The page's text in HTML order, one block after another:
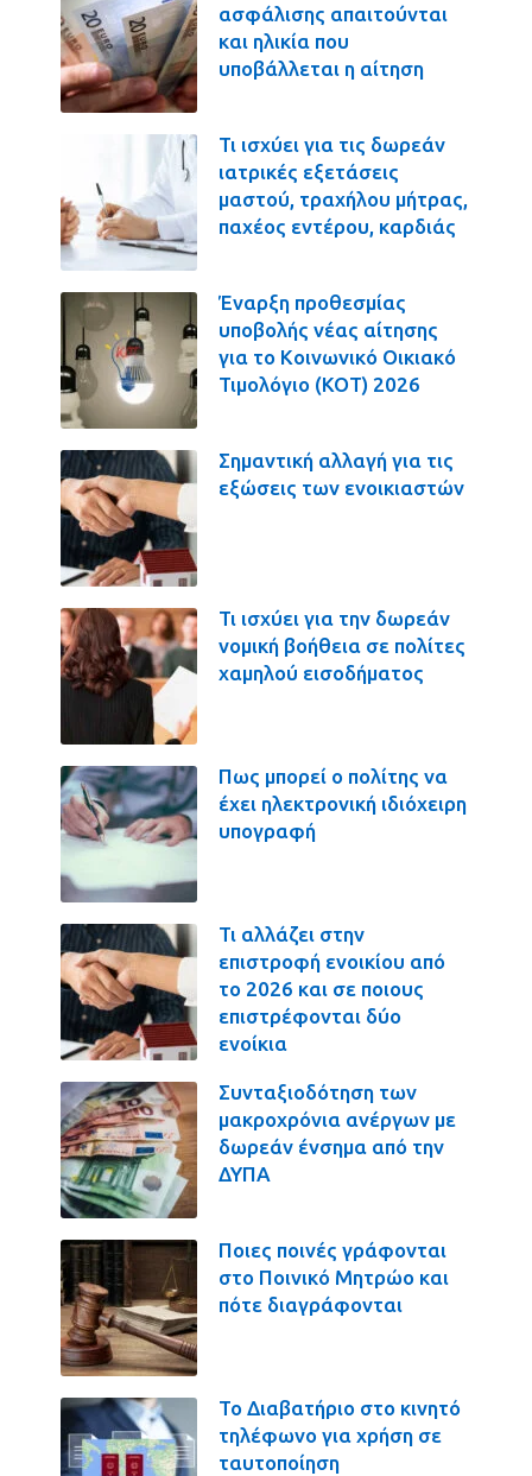
ασφάλισης απαιτούνται
και ηλικία που
υποβάλλεται η αίτηση
Τι ισχύει για τις δωρεάν
ιατρικές εξετάσεις
μαστού, τραχήλου μήτρας,
παχέος εντέρου, καρδιάς
Έναρξη προθεσμίας
υποβολής νέας αίτησης
για το Κοινωνικό Οικιακό
Τιμολόγιο (ΚΟΤ) 2026
Σημαντική αλλαγή για τις
εξώσεις των ενοικιαστών
Τι ισχύει για την δωρεάν
νομική βοήθεια σε πολίτες
χαμηλού εισοδήματος
Πως μπορεί ο πολίτης να
έχει ηλεκτρονική ιδιόχειρη
υπογραφή
Τι αλλάζει στην
επιστροφή ενοικίου από
το 2026 και σε ποιους
επιστρέφονται δύο
ενοίκια
Συνταξιοδότηση των
μακροχρόνια ανέργων με
δωρεάν ένσημα από την
ΔΥΠΑ
Ποιες ποινές γράφονται
στο Ποινικό Μητρώο και
πότε διαγράφονται
Το Διαβατήριο στο κινητό
τηλέφωνο για χρήση σε
ταυτοποίηση